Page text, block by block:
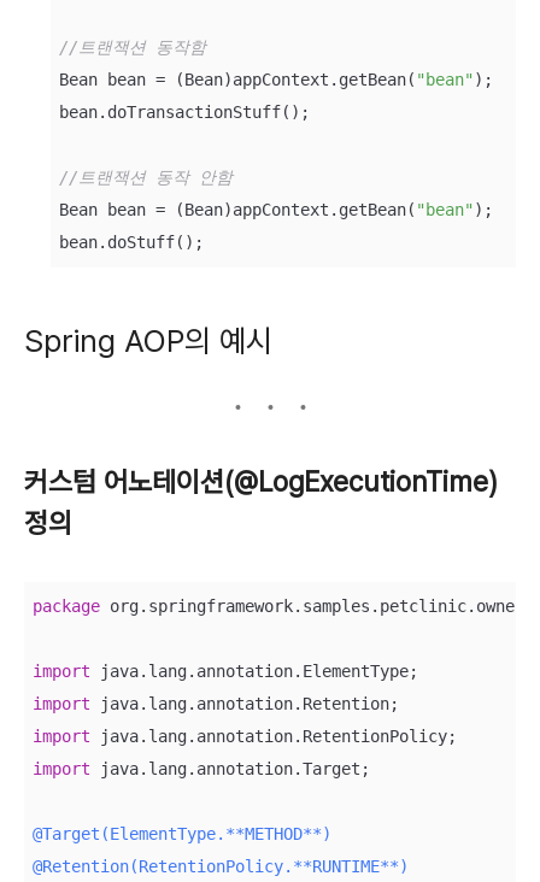
//트랜잭션 동작함
Bean bean = (Bean)appContext.getBean( "bean" );
bean.doTransactionStuff();
//트랜잭션 동작 안함
Bean bean = (Bean)appContext.getBean( "bean" );
Spring AOP의 예시
커스텀 어노테이션(@LogExecutionTime)
정의
package org.springframework.samples.petclinic.owner;
import
import
import
import java.lang.annotation.Target;
@Target(ElementType.**METHOD**)
@Retention(RetentionPolicy.**RUNTIME**)